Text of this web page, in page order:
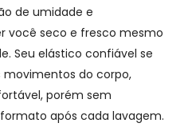
de umidade e
você seco e fresco mesmo
Seu elástico confiável se
do corpo,
porém sem
após cada lavagem.